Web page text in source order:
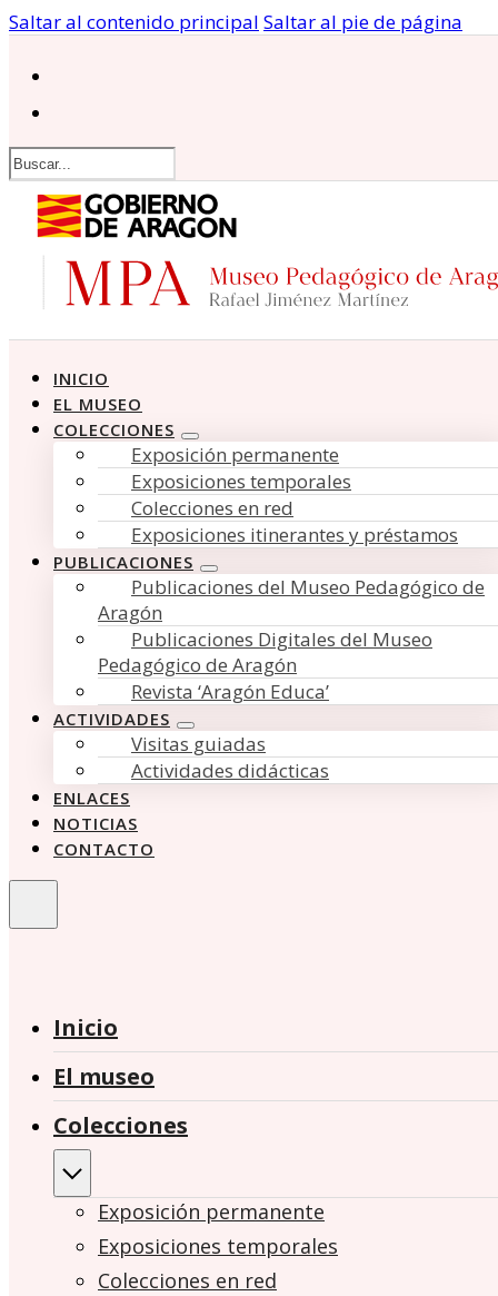
Saltar al contenido principal Saltar al pie de página
Buscar
INICIO
EL MUSEO
COLECCIONES
Exposición permanente
Exposiciones temporales
Colecciones en red
Exposiciones itinerantes y préstamos
PUBLICACIONES
Publicaciones del Museo Pedagógico de
Aragón
Publicaciones Digitales del Museo
Pedagógico de Aragón
Revista ‘Aragón Educa’
ACTIVIDADES
Visitas guiadas
Actividades didácticas
ENLACES
NOTICIAS
CONTACTO
Inicio
El museo
Colecciones
Exposición permanente
Exposiciones temporales
Colecciones en red